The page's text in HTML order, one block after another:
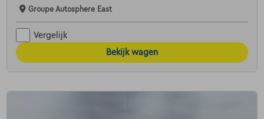
Groupe Autosphere East
Vergelijk
Bekijk wagen